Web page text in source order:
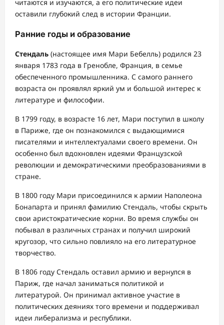
читаются и изучаются, а его политические идеи
оставили глубокий след в истории Франции.
Ранние годы и образование
Стендаль (настоящее имя Мари Бебелль) родился 23
января 1783 года в Гренобле, Франция, в семье
обеспеченного промышленника. С самого раннего
возраста он проявлял яркий ум и большой интерес к
литературе и философии.
В 1799 году, в возрасте 16 лет, Мари поступил в школу
в Париже, где он познакомился с выдающимися
писателями и интеллектуалами своего времени. Он
особенно был вдохновлен идеями Французской
революции и демократическими преобразованиями в
стране.
В 1800 году Мари присоединился к армии Наполеона
Бонапарта и принял фамилию Стендаль, чтобы скрыть
свои аристократические корни. Во время службы он
побывал в различных странах и получил широкий
кругозор, что сильно повлияло на его литературное
творчество.
В 1806 году Стендаль оставил армию и вернулся в
Париж, где начал заниматься политикой и
литературой. Он принимал активное участие в
политических деяниях того времени и поддерживал
идеи либерализма и республики.